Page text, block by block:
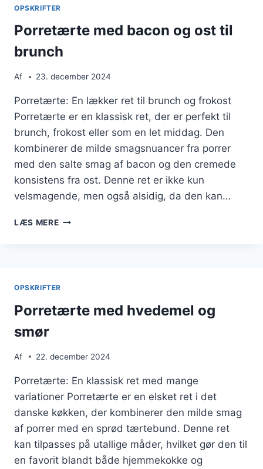
OPSKRIFTER
Porretærte med bacon og ost til
brunch
Af 23. december 2024
Porretærte: En lækker ret til brunch og frokost
Porretærte er en klassisk ret, der er perfekt til
brunch, frokost eller som en let middag. Den
kombinerer de milde smagsnuancer fra porrer
med den salte smag af bacon og den cremede
konsistens fra ost. Denne ret er ikke kun
velsmagende, men også alsidig, da den kan…
LÆS MEREPORRETÆRTE
OPSKRIFTER
Porretærte med hvedemel og
smør
Af 22. december 2024
Porretærte: En klassisk ret med mange
variationer Porretærte er en elsket ret i det
danske køkken, der kombinerer den milde smag
af porrer med en sprød tærtebund. Denne ret
kan tilpasses på utallige måder, hvilket gør den til
en favorit blandt både hjemmekokke og